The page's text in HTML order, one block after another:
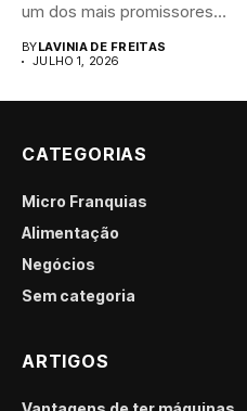
um dos mais promissores
BYLAVINIA DE FREITAS
JULHO 1, 2026
CATEGORIAS
Micro Franquias
Alimentação
Negócios
Sem categoria
ARTIGOS